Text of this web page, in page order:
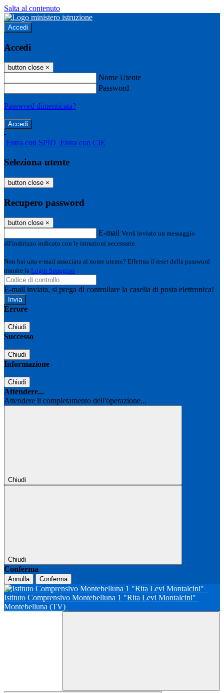
Salta al contenuto
Accedi
Accedi
button close ×
Nome Utente
Password
Password dimenticata?
-
Entra con SPID Entra con CIE
Seleziona utente
button close ×
Recupero password
button close ×
E-mail Verrà inviato un messaggio
all'indirizzo indicato con le istruzioni necessarie.
Non hai una e-mail associata al nome utente? Effettua il reset della password
tramite la Login Spaggiari
E-mail inviata, si prega di controllare la casella di posta elettronica!
Errore
Chiudi
Successo
Chiudi
Informazione
Chiudi
Attendere...
Attendere il completamento dell'operazione...
Chiudi
Chiudi
Conferma
Annulla Conferma
Istituto Comprensivo Montebelluna 1 "Rita Levi Montalcini"
Montebelluna (TV)